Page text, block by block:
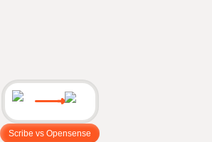
Scribe vs Opensense